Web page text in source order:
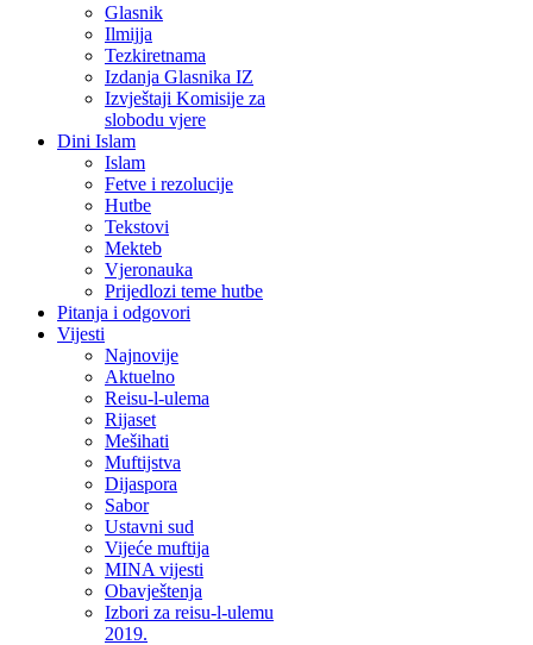
Glasnik
Ilmijja
Tezkiretnama
Izdanja Glasnika IZ
Izvještaji Komisije za
slobodu vjere
Dini Islam
Islam
Fetve i rezolucije
Hutbe
Tekstovi
Mekteb
Vjeronauka
Prijedlozi teme hutbe
Pitanja i odgovori
Vijesti
Najnovije
Aktuelno
Reisu-l-ulema
Rijaset
Mešihati
Muftijstva
Dijaspora
Sabor
Ustavni sud
Vijeće muftija
MINA vijesti
Obavještenja
Izbori za reisu-l-ulemu
2019.